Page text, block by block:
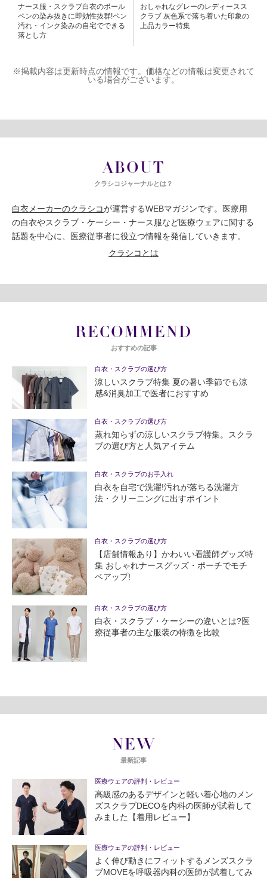
ナース服・スクラブ白衣のボール
ペンの染み抜きに即効性抜群!ペン
汚れ・インク染みの自宅でできる
落とし方
おしゃれなグレーのレディースス
クラブ 灰色系で落ち着いた印象の
上品カラー特集
※掲載内容は更新時点の情報です。価格などの情報は変更されて
いる場合がございます。
ABOUT
クラシコジャーナルとは？
白衣メーカーのクラシコが運営するWEBマガジンです。医療用
の白衣やスクラブ・ケーシー・ナース服など医療ウェアに関する
話題を中心に、医療従事者に役立つ情報を発信していきます。
クラシコとは
RECOMMEND
おすすめの記事
白衣・スクラブの選び方
涼しいスクラブ特集 夏の暑い季節でも涼
感&消臭加工で医者におすすめ
白衣・スクラブの選び方
蒸れ知らずの涼しいスクラブ特集。スクラ
ブの選び方と人気アイテム
白衣・スクラブのお手入れ
白衣を自宅で洗濯!汚れが落ちる洗濯方
法・クリーニングに出すポイント
白衣・スクラブの選び方
【店舗情報あり】かわいい看護師グッズ特
集 おしゃれナースグッズ・ポーチでモチ
ベアップ!
白衣・スクラブの選び方
白衣・スクラブ・ケーシーの違いとは?医
療従事者の主な服装の特徴を比較
NEW
最新記事
医療ウェアの評判・レビュー
高級感のあるデザインと軽い着心地のメン
ズスクラブDECOを内科の医師が試着して
みました【着用レビュー】
医療ウェアの評判・レビュー
よく伸び動きにフィットするメンズスクラ
ブMOVEを呼吸器内科の医師が試着してみ